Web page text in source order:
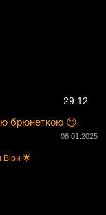
29:12
брюнеткою 😏
08.01.2025